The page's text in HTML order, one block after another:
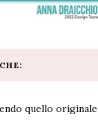
quello originale